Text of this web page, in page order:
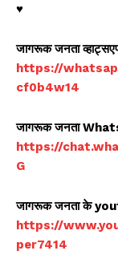
♥️
जागरूक जनता
https://
cf0b4w14
जागरूक जनता
https://
G
जागरूक जनता के
https://
per7414